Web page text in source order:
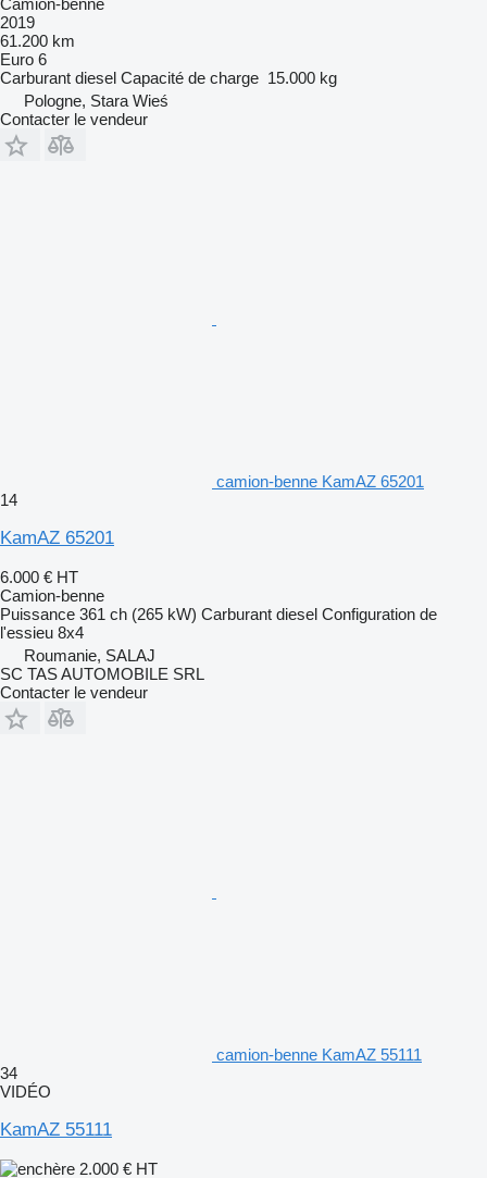
2019
61.200 km
Euro 6
Carburant diesel Capacité de charge 15.000 kg
Pologne, Stara Wieś
Contacter le vendeur
camion-benne KamAZ 65201
14
KamAZ 65201
6.000 € HT
Camion-benne
Puissance 361 ch (265 kW) Carburant diesel Configuration de
l'essieu 8x4
Roumanie, SALAJ
SC TAS AUTOMOBILE SRL
Contacter le vendeur
camion-benne KamAZ 55111
34
VIDÉO
KamAZ 55111
2.000 € HT